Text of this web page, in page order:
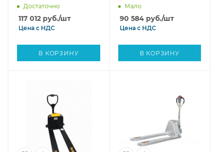
с колесом баланса
Достаточно
117 012 руб./шт
Цена с НДС
В КОРЗИНУ
Мало
90 584руб./шт
Цена с НДС
В КОРЗИНУ